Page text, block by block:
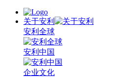
关于安利
安利全球
安利中国
企业文化